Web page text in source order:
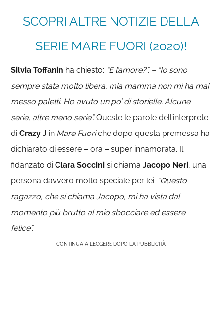
SCOPRI ALTRE NOTIZIE DELLA
SERIE MARE FUORI (2020)!
Silvia Toffanin ha chiesto: “E l’amore?”. – “Io sono
sempre stata molto libera, mia mamma non mi ha mai
messo paletti. Ho avuto un po’ di storielle. Alcune
serie, altre meno serie”.Queste le parole dell’interprete
diCrazy J in Mare Fuoriche dopo questa premessa ha
dichiarato di essere – ora – super innamorata. Il
fidanzato diClara Soccinisi chiamaJacopo Neri, una
persona davvero molto speciale per lei. “Questo
ragazzo, che si chiama Jacopo, mi ha vista dal
momento più brutto al mio sbocciare ed essere
felice”.
CONTINUA A LEGGERE DOPO LA PUBBLICITÀ